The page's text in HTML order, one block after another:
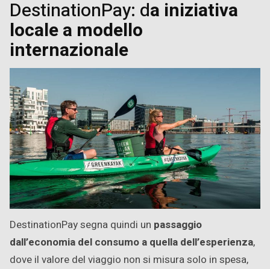
DestinationPay: da iniziativa
locale a modello
internazionale
DestinationPay segna quindi un passaggio
dall’economia del consumo a quella dell’esperienza,
dove il valore del viaggio non si misura solo in spesa,